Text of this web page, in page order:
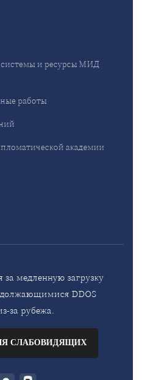
и ресурсы МИД
работы
академии
медленную загрузку
DDOS
за рубежа.
СЛАБОВИДЯЩИХ